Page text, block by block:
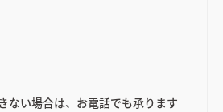
ない場合は、お電話でも承ります